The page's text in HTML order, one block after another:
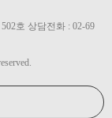
호 상담전화 : 02-69